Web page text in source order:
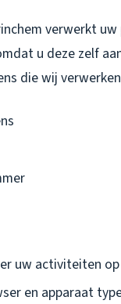
verwerkt
u deze zelf
die wij
uw activiteiten
en apparaat